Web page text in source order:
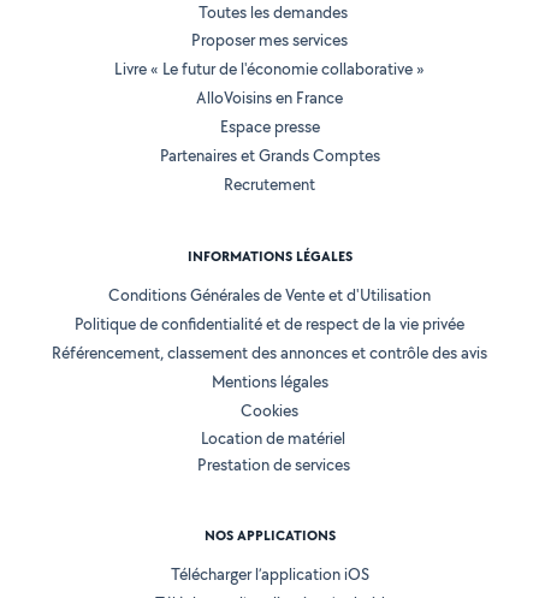
Toutes les demandes
Proposer mes services
Livre « Le futur de l'économie collaborative »
AlloVoisins en France
Espace presse
Partenaires et Grands Comptes
Recrutement
INFORMATIONS LÉGALES
Conditions Générales de Vente et d'Utilisation
Politique de confidentialité et de respect de la vie privée
Référencement, classement des annonces et contrôle des avis
Mentions légales
Cookies
Location de matériel
Prestation de services
NOS APPLICATIONS
Télécharger l’application iOS